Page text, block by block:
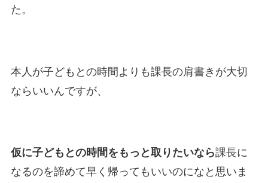
た。
本人が子どもとの時間よりも課長の肩書きが大切
ならいいんですが、
仮に子どもとの時間をもっと取りたいなら課長に
なるのを諦めて早く帰ってもいいのになと思いま